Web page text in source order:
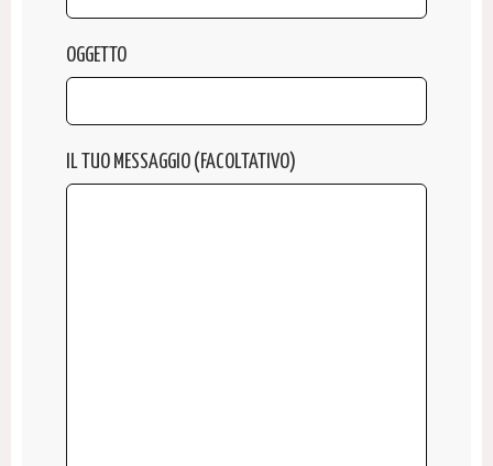
OGGETTO
IL TUO MESSAGGIO (FACOLTATIVO)